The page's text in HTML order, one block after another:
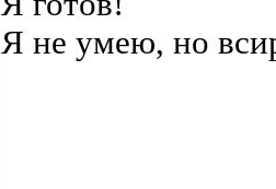
Я не умею, но